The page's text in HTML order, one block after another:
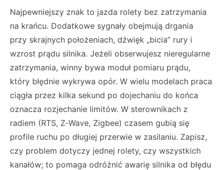
Najpewniejszy znak to jazda rolety bez zatrzymania
na krańcu. Dodatkowe sygnały obejmują drgania
przy skrajnych położeniach, dźwięk „bicia” rury i
wzrost prądu silnika. Jeżeli obserwujesz nieregularne
zatrzymania, winny bywa moduł pomiaru prądu,
który błędnie wykrywa opór. W wielu modelach praca
ciągła przez kilka sekund po dojechaniu do końca
oznacza rozjechanie limitów. W sterownikach z
radiem (RTS, Z‑Wave, Zigbee) czasem gubią się
profile ruchu po długiej przerwie w zasilaniu. Zapisz,
czy problem dotyczy jednej rolety, czy wszystkich
kanałów; to pomaga odróżnić awarię silnika od błędu